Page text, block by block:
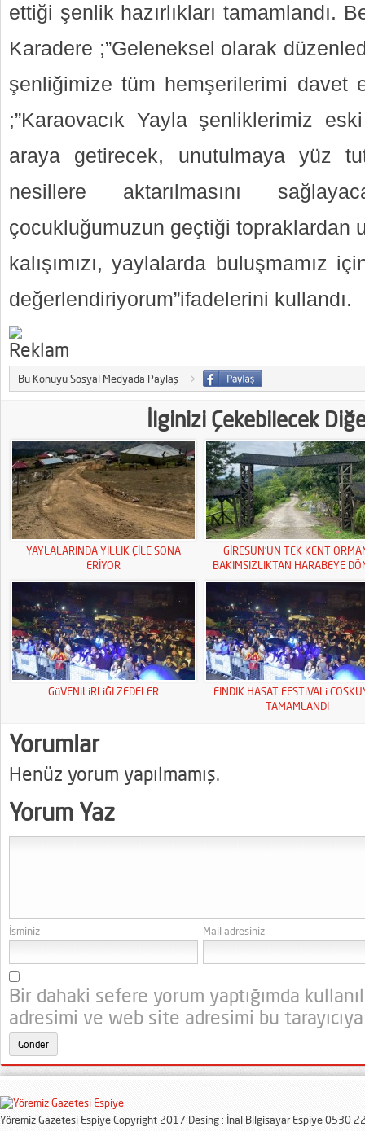
ettiği şenlik hazırlıkları tamamlandı.
Karadere ;”Geleneksel olarak
şenliğimize tüm hemşerilerimi davet
;”Karaovacık Yayla şenliklerimiz
araya getirecek, unutulmaya yüz
nesillere aktarılmasını
çocukluğumuzun geçtiği topraklardan
kalışımızı, yaylalarda buluşmamız
değerlendiriyorum”ifadelerini kullandı.
Bu Konuyu Sosyal Medyada Paylaş
İlginizi Çekebilecek
YAYLALARINDA YILLIK ÇİLE SONA
ERİYOR
GİRESUN’UN TEK KENT
BAKIMSIZLIKTAN HARABEYE
GüVENiLiRLiĞİ ZEDELER
FINDIK HASAT FESTiVALi
TAMAMLANDI
Yorumlar
Henüz yorum yapılmamış.
Yorum Yaz
İsminiz Mail adresiniz
Bir dahaki sefere yorum yaptığımda
adresimi ve web site adresimi bu
Yöremiz Gazetesi Espiye Copyright 2017 Desing : İnal Bilgisayar Espiye 0530